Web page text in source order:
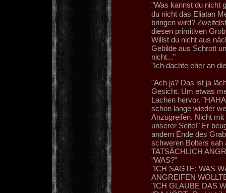
"Was kannst du nicht
du nicht das Eliatan
bringen wird?
diesen primitiven
Willst du nicht aus
Gebilde aus Schrott
nicht..."
"Ich dachte eher an
"Ach ja? Das ist ja
Gesicht. Um etwas
Lachen hervor.
schon lange wieder
Anzugreifen. Nicht
unserer Seite!" Er
andern Ende des
schweren Bolters sah
TATSÄCHLICH
"WAS?"
"ICH SAGTE: WAS
ANGREIFEN
"ICH GLAUBE DAS